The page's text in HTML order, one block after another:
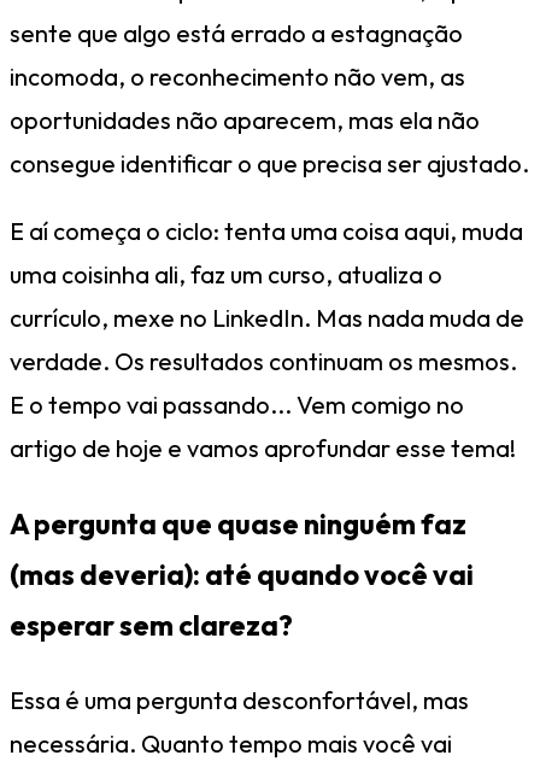
sente que algo está errado a estagnação
incomoda, o reconhecimento não vem, as
oportunidades não aparecem, mas ela não
consegue identificar o que precisa ser ajustado.
E aí começa o ciclo: tenta uma coisa aqui, muda
uma coisinha ali, faz um curso, atualiza o
currículo, mexe no LinkedIn. Mas nada muda de
verdade. Os resultados continuam os mesmos.
E o tempo vai passando... Vem comigo no
artigo de hoje e vamos aprofundar esse tema!
A pergunta que quase ninguém faz
(mas deveria): até quando você vai
esperar sem clareza?
Essa é uma pergunta desconfortável, mas
necessária. Quanto tempo mais você vai